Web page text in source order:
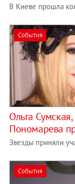
В Киеве прошла
События
Ольга
Пономарева
Звезды приняли
События